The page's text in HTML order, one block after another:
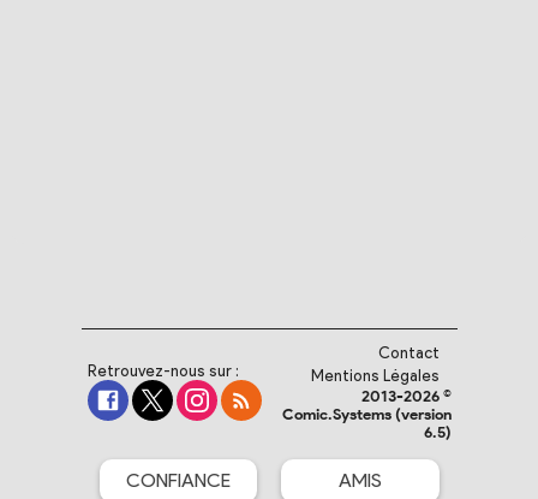
Retrouvez-nous sur :
Contact
Mentions Légales
2013-2026 ©
Comic.Systems (version
6.5)
CONFIANCE AMIS